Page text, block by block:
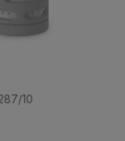
10